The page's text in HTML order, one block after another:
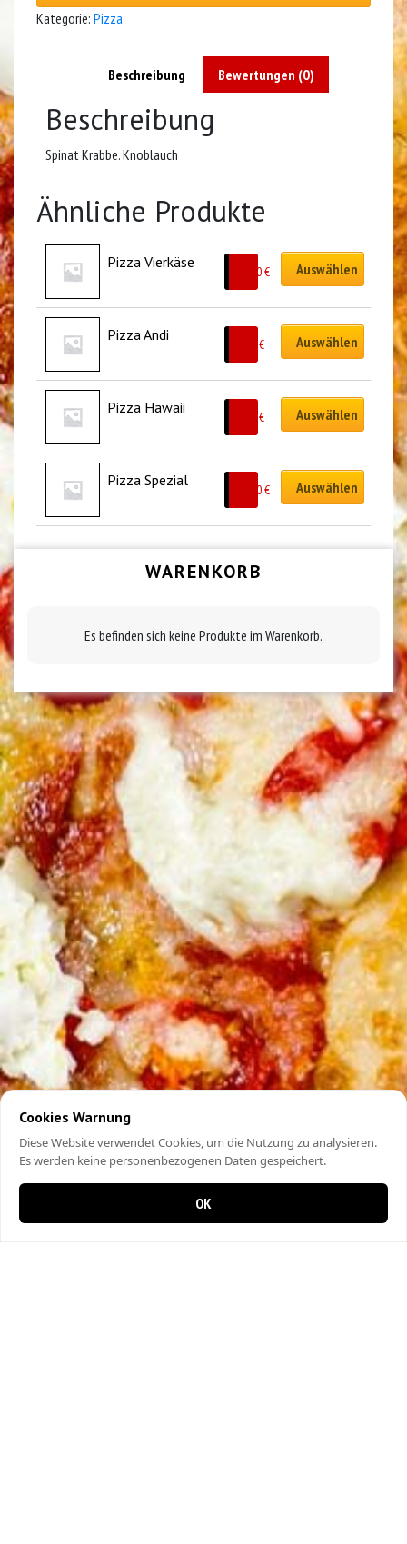
Kategorie: Pizza
Beschreibung Bewertungen (0)
Beschreibung
Spinat Krabbe. Knoblauch
Ähnliche Produkte
Pizza Vierkäse
10.00€ Auswählen
Pizza Andi
9.50€ Auswählen
Pizza Hawaii
9.50€ Auswählen
Pizza Spezial
10.50€ Auswählen
WARENKORB
Es befinden sich keine Produkte im Warenkorb.
Cookies Warnung
Diese Website verwendet Cookies, um die Nutzung zu analysieren.
Es werden keine personenbezogenen Daten gespeichert.
OK